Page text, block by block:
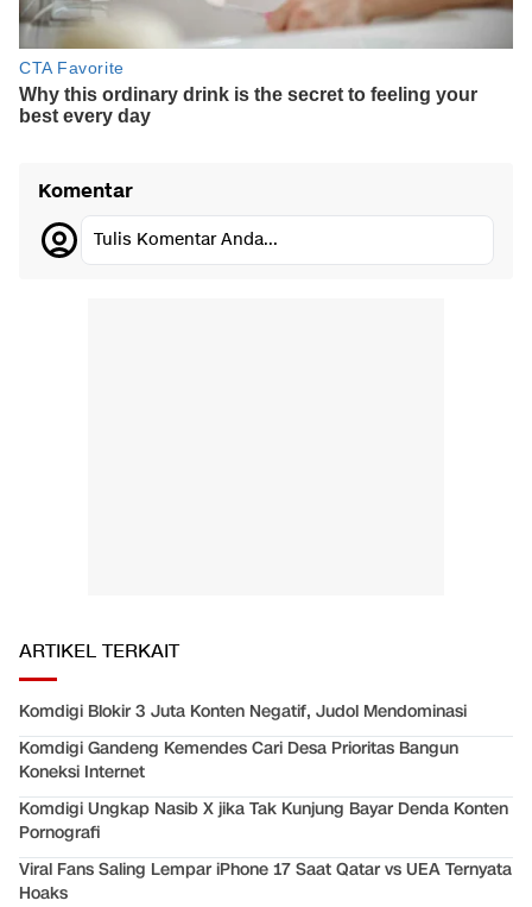
Komentar
Tulis Komentar Anda...
ARTIKEL TERKAIT
Komdigi Blokir 3 Juta Konten Negatif, Judol Mendominasi
Komdigi Gandeng Kemendes Cari Desa Prioritas Bangun
Koneksi Internet
Komdigi Ungkap Nasib X jika Tak Kunjung Bayar Denda Konten
Pornografi
Viral Fans Saling Lempar iPhone 17 Saat Qatar vs UEA Ternyata
Hoaks